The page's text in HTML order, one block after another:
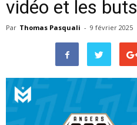
vidéo et les buts
Par Thomas Pasquali - 9 février 2025